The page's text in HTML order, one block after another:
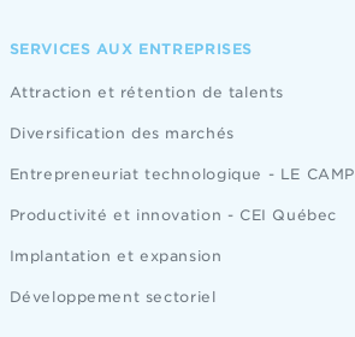
SERVICES AUX ENTREPRISES
Attraction et rétention de talents
Diversification des marchés
Entrepreneuriat technologique - LE CAMP
Productivité et innovation - CEI Québec
Implantation et expansion
Développement sectoriel